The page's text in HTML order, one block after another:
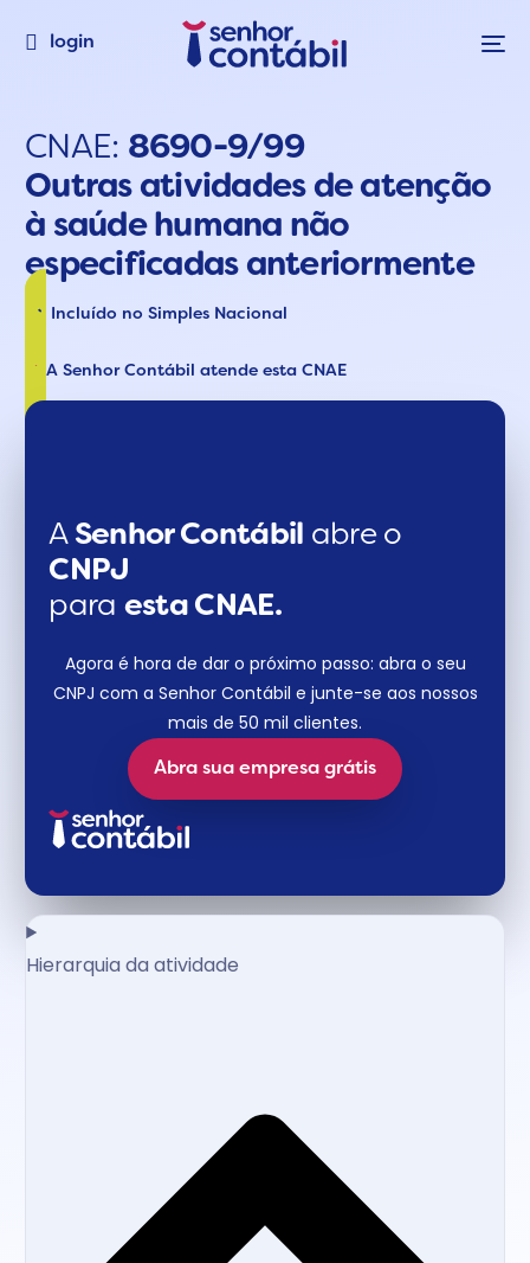
login
CNAE: 8690-9/99
Outras atividades de atenção
à saúde humana não
especificadas anteriormente
Incluído no Simples Nacional
A Senhor Contábil atende esta CNAE
A Senhor Contábil abre o
CNPJ
para esta CNAE.
Agora é hora de dar o próximo passo: abra o seu
CNPJ com a Senhor Contábil e junte-se aos nossos
mais de 50 mil clientes.
Abra sua empresa grátis
Hierarquia da atividade